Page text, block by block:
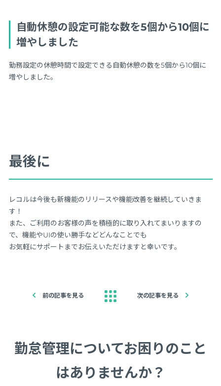
自動休憩の設定可能な数を5個から10個に
増やしました
勤務設定の休憩時間で設定できる自動休憩の数を5個から10個に
増やしました。
最後に
レコルは今後も新機能のリリースや機能改善を継続していきま
す！
また、ご利用のお客様の声を積極的に取り入れてまいりますの
で、機能やUIの使い勝手などどんなことでも
お気軽にサポートまでお伝えいただけますと幸いです。
前の記事を見る 次の記事を見る
勤怠管理についてお困りのこと
はありませんか？